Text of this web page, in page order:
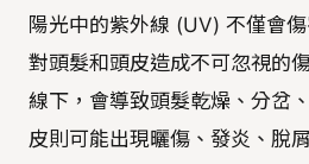
陽光中的紫外線 (UV) 不僅會
對頭髮和頭皮造成不可忽視的
線下，會導致頭髮乾燥、分岔
皮則可能出現曬傷、發炎、脫